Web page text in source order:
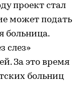
проект стал
может подать
больница.
слез»
За это время
больниц